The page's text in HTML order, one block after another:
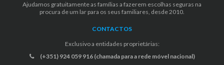
Ajudamos gratuitamente as famílias a fazerem escolhas seguras na
procura de um lar para os seus familiares, desde 2010.
CONTACTOS
Exclusivo a entidades proprietárias:
(+351) 924 059 916 (chamada para a rede móvel nacional)